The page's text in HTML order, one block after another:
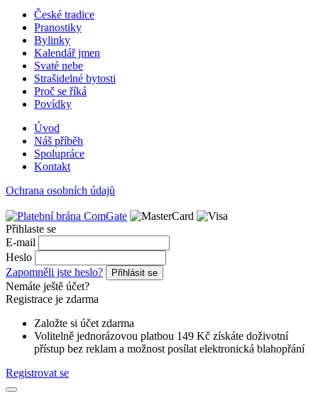
České tradice
Pranostiky
Bylinky
Kalendář jmen
Svaté nebe
Strašidelné bytosti
Proč se říká
Povídky
Úvod
Náš příběh
Spolupráce
Kontakt
Ochrana osobních údajů
Přihlaste se
E-mail
Heslo
Zapomněli jste heslo?
Přihlásit se
Nemáte ještě účet?
Registrace je zdarma
Založte si účet zdarma
Volitelně jednorázovou platbou 149 Kč získáte doživotní
přístup bez reklam a možnost posílat elektronická blahopřání
Registrovat se